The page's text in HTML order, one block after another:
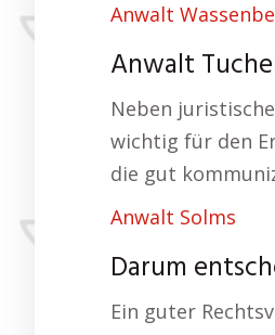
Anwalt
Anwalt
Neben
wichtig für den
die gut
Anwalt Solms
Darum
Ein guter